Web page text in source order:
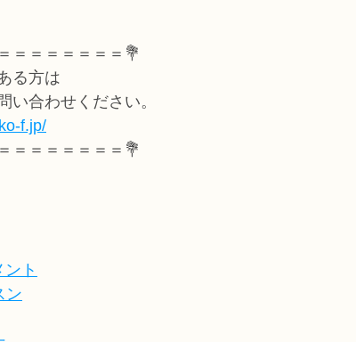
＝＝＝＝＝＝＝💐
る方は
い合わせください。
f.jp/
＝＝＝＝＝＝＝💐
ト
ン